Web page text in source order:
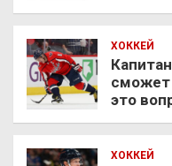
ХОККЕЙ
сможет
это
ХОККЕЙ